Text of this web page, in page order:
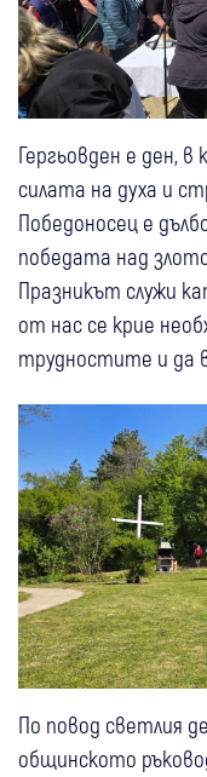
Гергьовден е ден,
силата на духа и
Победоносец е
победата над
Празникът служи
от нас се крие
трудностите и да
По повод светлия
общинското